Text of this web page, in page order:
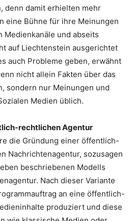
denn damit erhielten mehr
eine Bühne für ihre Meinungen
und abseits
auf Liechtenstein ausgerichtet
auch Probleme geben, erwähnt
nicht allein Fakten über das
sondern nur Meinungen und
Medien üblich.
rechtlichen Agentur
die Gründung einer öffentlich-
Nachrichtenagentur, sozusagen
beschriebenen Modells
Nach dieser Variante
an eine öffentlich-
produziert und diese